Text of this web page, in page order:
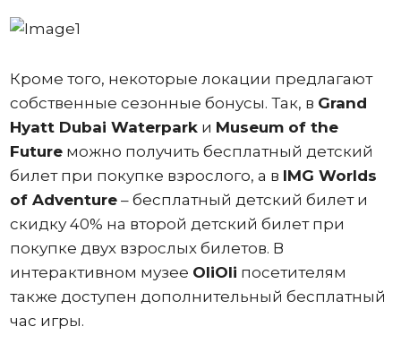
Кроме того, некоторые локации предлагают
собственные сезонные бонусы. Так, в Grand
Hyatt Dubai Waterparkи Museum of the
Futureможно получить бесплатный детский
билет при покупке взрослого, а в IMG Worlds
of Adventure– бесплатный детский билет и
скидку 40% на второй детский билет при
покупке двух взрослых билетов. В
интерактивном музее OliOli посетителям
также доступен дополнительный бесплатный
час игры.